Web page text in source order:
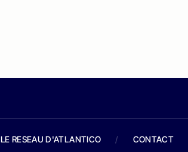
LE RESEAU D'ATLANTICO / CONTACT